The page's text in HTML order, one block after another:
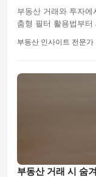
부동산 거래와 투자
춤형 필터 활용법부
부동산 인사이트 전문
부동산 거래 시 숨